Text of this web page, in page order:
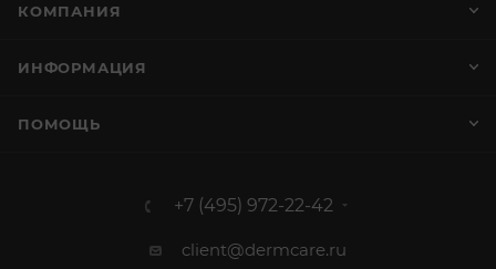
КОМПАНИЯ
ИНФОРМАЦИЯ
ПОМОЩЬ
+7 (495) 972-22-42
client@dermcare.ru